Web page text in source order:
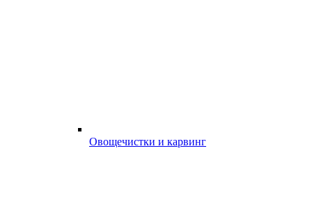
Овощечистки и карвинг